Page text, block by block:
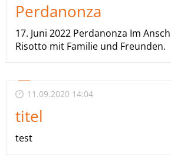
Perdanonza
17. Juni 2022 Perdanonza Im
Risotto mit Familie und Freunden.
11.09.2020 14:04
titel
test